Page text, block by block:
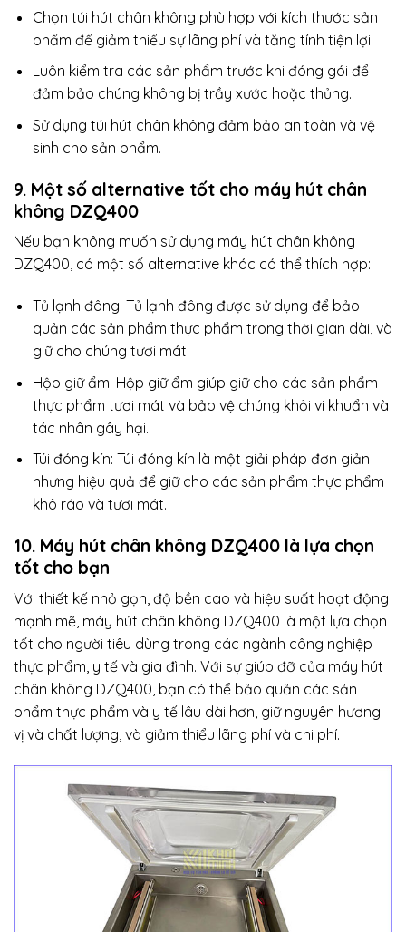
Chọn túi hút chân không phù hợp với kích thước sản
phẩm để giảm thiểu sự lãng phí và tăng tính tiện lợi.
Luôn kiểm tra các sản phẩm trước khi đóng gói để
đảm bảo chúng không bị trầy xước hoặc thủng.
Sử dụng túi hút chân không đảm bảo an toàn và vệ
sinh cho sản phẩm.
9. Một số alternative tốt cho máy hút chân
không DZQ400
Nếu bạn không muốn sử dụng máy hút chân không
DZQ400, có một số alternative khác có thể thích hợp:
Tủ lạnh đông: Tủ lạnh đông được sử dụng để bảo
quản các sản phẩm thực phẩm trong thời gian dài, và
giữ cho chúng tươi mát.
Hộp giữ ẩm: Hộp giữ ẩm giúp giữ cho các sản phẩm
thực phẩm tươi mát và bảo vệ chúng khỏi vi khuẩn và
tác nhân gây hại.
Túi đóng kín: Túi đóng kín là một giải pháp đơn giản
nhưng hiệu quả để giữ cho các sản phẩm thực phẩm
khô ráo và tươi mát.
10. Máy hút chân không DZQ400 là lựa chọn
tốt cho bạn
Với thiết kế nhỏ gọn, độ bền cao và hiệu suất hoạt động
mạnh mẽ, máy hút chân không DZQ400 là một lựa chọn
tốt cho người tiêu dùng trong các ngành công nghiệp
thực phẩm, y tế và gia đình. Với sự giúp đỡ của máy hút
chân không DZQ400, bạn có thể bảo quản các sản
phẩm thực phẩm và y tế lâu dài hơn, giữ nguyên hương
vị và chất lượng, và giảm thiểu lãng phí và chi phí.